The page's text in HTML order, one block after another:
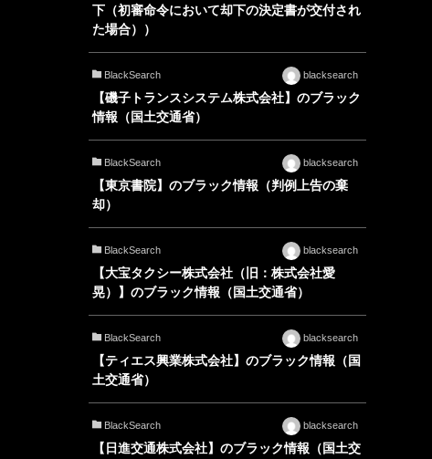
下（初審命令において却下の決定書が交付され
た場合））
BlackSearch blacksearch
【磯子トランスシステム株式会社】のブラック
情報（国土交通省）
BlackSearch blacksearch
【東京書院】のブラック情報（判例上告の棄
却）
BlackSearch blacksearch
【大宝タクシー株式会社（旧：株式会社愛
晃）】のブラック情報（国土交通省）
BlackSearch blacksearch
【ティエス興業株式会社】のブラック情報（国
土交通省）
BlackSearch blacksearch
【日進交通株式会社】のブラック情報（国土交